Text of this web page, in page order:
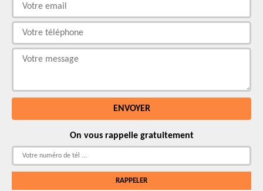
On vous rappelle gratuitement